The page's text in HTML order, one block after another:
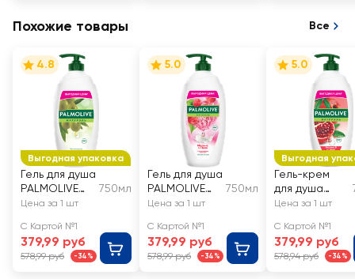
Похожие товары Все
Выгодная упаковка
4.8
Гель для душа
PALMOLIVE
Натурэль
увлажнение
Олива и
увлажняюще
750мл
Цена за 1 шт
С Картой №1
379,99 руб
578,99 руб -34%
5.0
Гель для душа
PALMOLIVE
Натурэль
пион
750мл
Цена за 1 шт
С Картой №1
379,99 руб
578,99 руб -34%
Выгодная
5.0
Гель-крем
для душа
PALMOLIVE
Витамин В и
гранат с
увлажняющим
Цена за 1 шт
С Картой №1
379,99 руб
578,94 руб -34%